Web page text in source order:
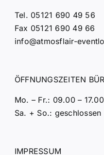
Tel. 05121 690 49 56
Fax 05121 690 49 66
info@atmosflair-
ÖFFNUNGSZEITEN
Mo. – Fr.: 09.00 –
Sa. + So.: geschlossen
IMPRESSUM